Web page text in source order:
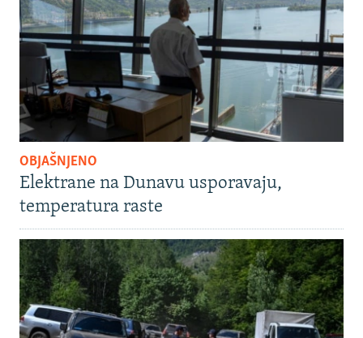
OBJAŠNJENO
Elektrane na Dunavu usporavaju,
temperatura raste